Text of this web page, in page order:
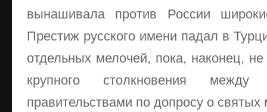
вынашивала против России
Престиж русского имени падал в
отдельных мелочей, пока, наконец,
крупного столкновения
правительствами по допросу о